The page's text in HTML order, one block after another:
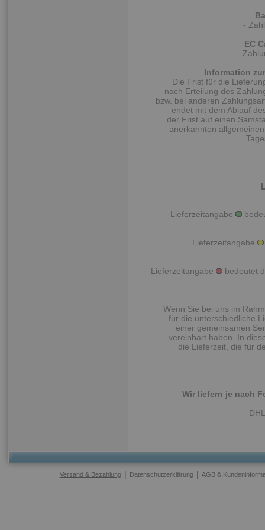
-
EC
-
Information
Die Frist für die
nach Erteilung des
bzw. bei anderen
endet mit dem Ablauf
der Frist auf einen
anerkannten
Lieferzeitangabe
Lieferzeitangabe
Lieferzeitangabe bedeutet
Wenn Sie bei uns im
für die unterschiedliche
einer gemeinsamen
vereinbart haben. In
die Lieferzeit, die für
Wir liefern je nach
Versand & Bezahlung | Datenschutzerklärung | AGB &